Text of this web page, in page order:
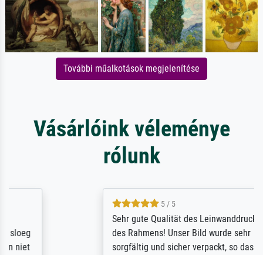
További műalkotások megjelenítése
Vásárlóink véleménye
rólunk
Sehr gute Qualität des Leinwanddrucks und
des Rahmens! Unser Bild wurde sehr
sorgfältig und sicher verpackt, so dass es